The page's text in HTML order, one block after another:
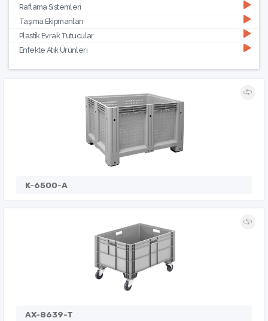
Raflama Sistemleri
Taşıma Ekipmanları
Plastik Evrak Tutucular
Enfekte Atık Ürünleri
K-6500-A
AX-8639-T